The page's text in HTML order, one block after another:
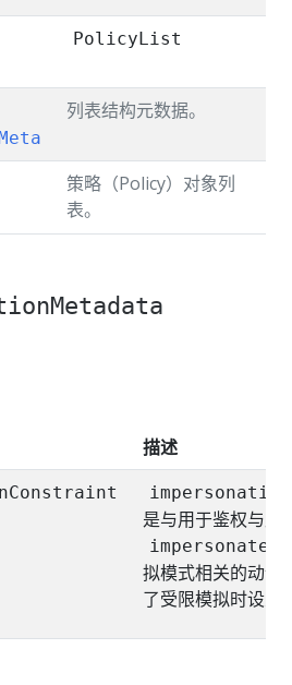
PolicyList
列表结构元数据。
策略（Policy）对象列
表。
描述
是与用于鉴权与此
拟模式相关的动词
了受限模拟时设置